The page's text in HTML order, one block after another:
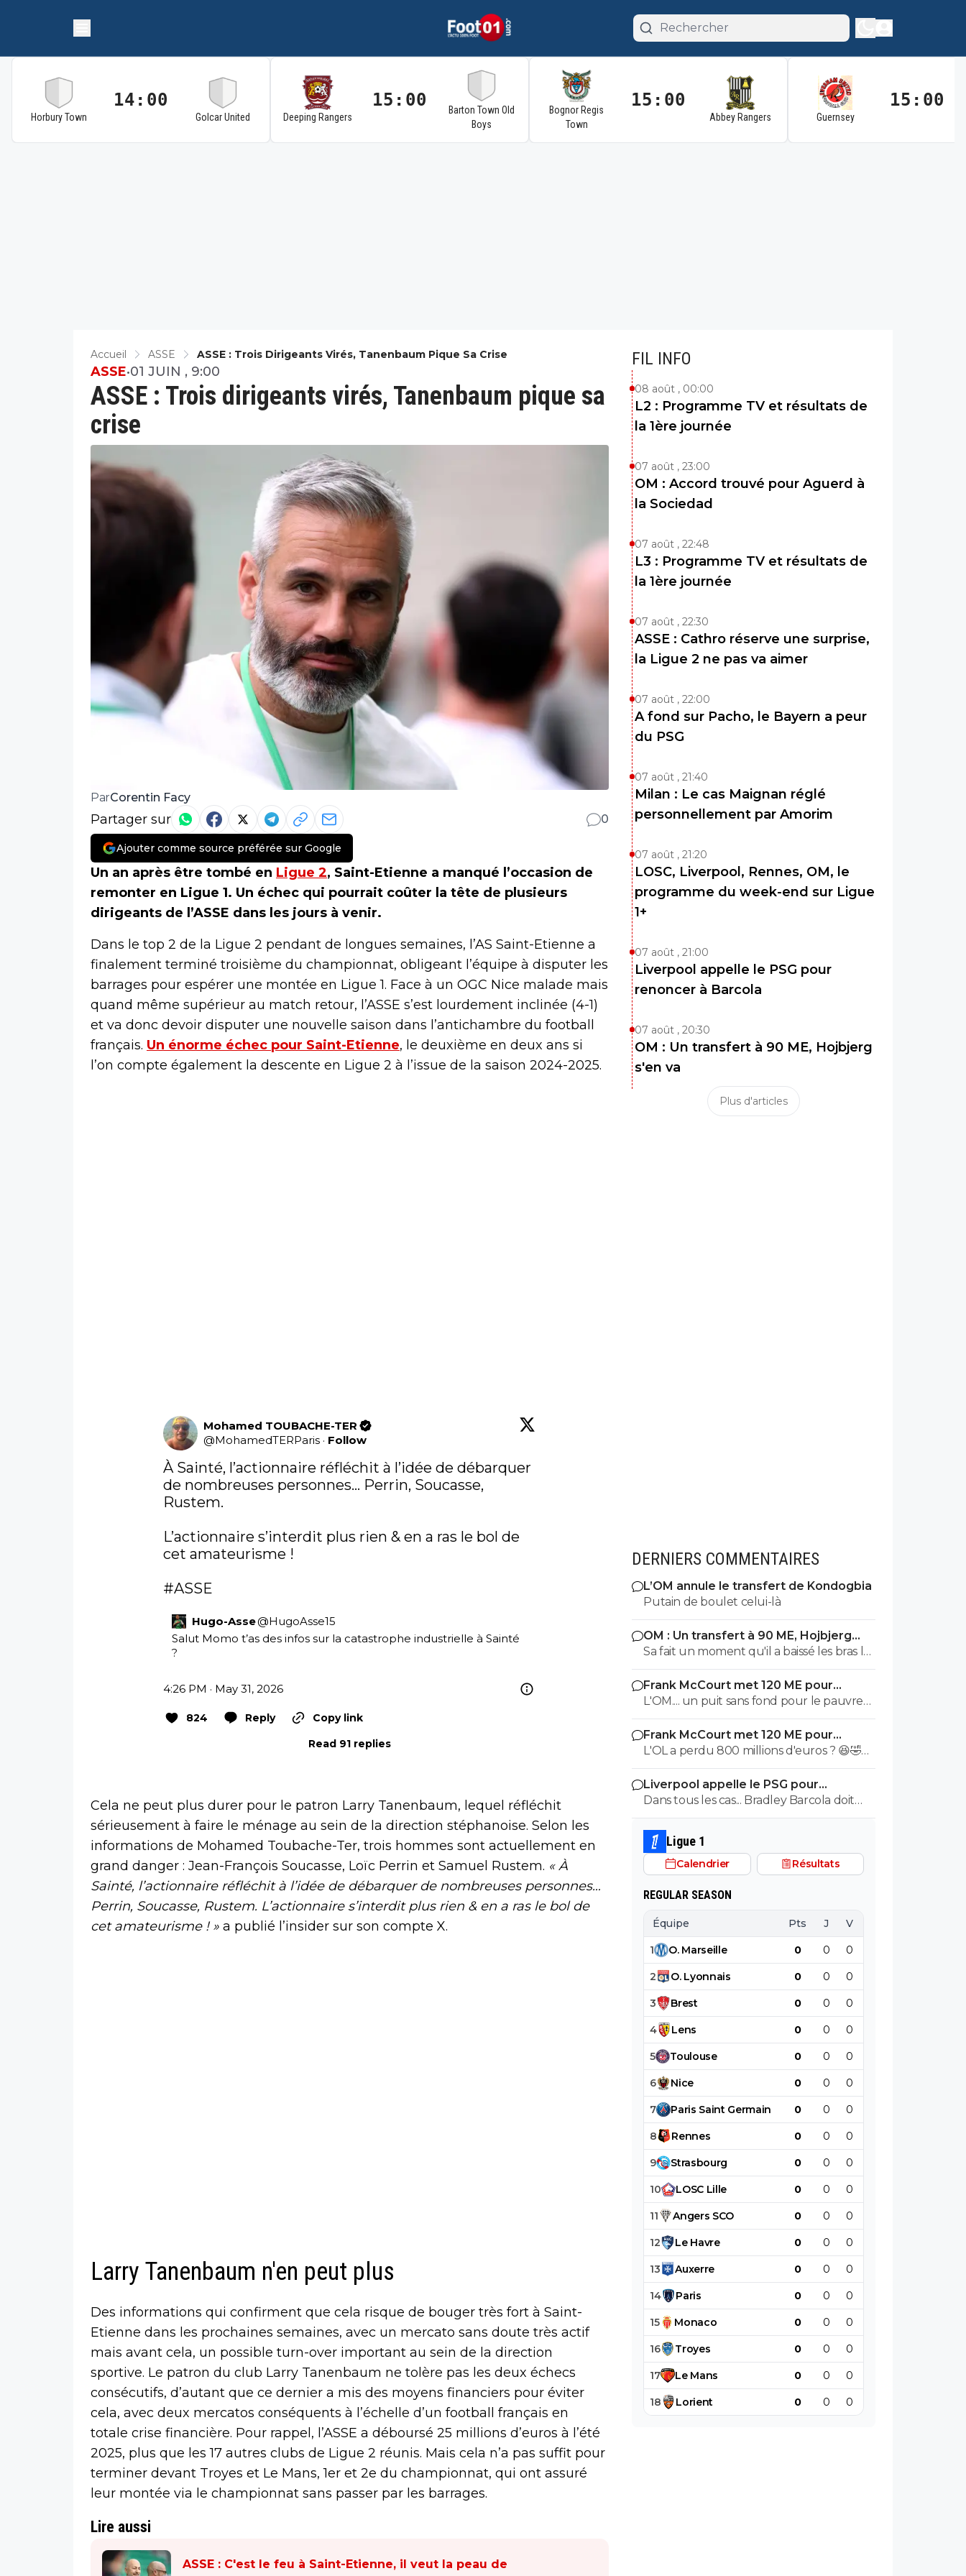
Horbury Town
14:00
Golcar United Deeping Rangers
15:00
Barton Town Old
Boys
Bognor Regis
Town
15:00
Abbey Rangers Guernsey
15:00
Accueil ASSE ASSE : Trois Dirigeants Virés, Tanenbaum Pique Sa Crise
ASSE : Trois dirigeants virés, Tanenbaum pique sa
crise
ASSE•01 JUIN , 9:00
ParCorentin Facy
Partager sur 0
Ajouter comme source préférée sur Google
Un an après être tombé en Ligue 2, Saint-Etienne a manqué l’occasion de
remonter en Ligue 1. Un échec qui pourrait coûter la tête de plusieurs
dirigeants de l’ASSE dans les jours à venir.
Dans le top 2 de la Ligue 2 pendant de longues semaines, l’AS Saint-Etienne a
finalement terminé troisième du championnat, obligeant l’équipe à disputer les
barrages pour espérer une montée en Ligue 1. Face à un OGC Nice malade mais
quand même supérieur au match retour, l’ASSE s’est lourdement inclinée (4-1)
et va donc devoir disputer une nouvelle saison dans l’antichambre du football
français. Un énorme échec pour Saint-Etienne, le deuxième en deux ans si
l’on compte également la descente en Ligue 2 à l’issue de la saison 2024-2025.
Mohamed TOUBACHE-TER
@MohamedTERParis · Follow
À Sainté, l’actionnaire réfléchit à l’idée de débarquer
de nombreuses personnes… Perrin, Soucasse,
Rustem.
L’actionnaire s’interdit plus rien & en a ras le bol de
cet amateurisme !
#ASSE
Hugo-Asse@HugoAsse15
Salut Momo t’as des infos sur la catastrophe industrielle à Sainté
?
4:26 PM · May 31, 2026
824 Reply
Copy link
Read 91 replies
Cela ne peut plus durer pour le patron Larry Tanenbaum, lequel réfléchit
sérieusement à faire le ménage au sein de la direction stéphanoise. Selon les
informations de Mohamed Toubache-Ter, trois hommes sont actuellement en
grand danger : Jean-François Soucasse, Loïc Perrin et Samuel Rustem. « À
Sainté, l’actionnaire réfléchit à l’idée de débarquer de nombreuses personnes…
Perrin, Soucasse, Rustem. L’actionnaire s’interdit plus rien & en a ras le bol de
cet amateurisme ! » a publié l’insider sur son compte X.
Larry Tanenbaum n'en peut plus
Des informations qui confirment que cela risque de bouger très fort à Saint-
Etienne dans les prochaines semaines, avec un mercato sans doute très actif
mais avant cela, un possible turn-over important au sein de la direction
sportive. Le patron du club Larry Tanenbaum ne tolère pas les deux échecs
consécutifs, d’autant que ce dernier a mis des moyens financiers pour éviter
cela, avec deux mercatos conséquents à l’échelle d’un football français en
totale crise financière. Pour rappel, l’ASSE a déboursé 25 millions d’euros à l’été
2025, plus que les 17 autres clubs de Ligue 2 réunis. Mais cela n’a pas suffit pour
terminer devant Troyes et Le Mans, 1er et 2e du championnat, qui ont assuré
leur montée via le championnat sans passer par les barrages.
Lire aussi
ASSE : C'est le feu à Saint-Etienne, il veut la peau de
FIL INFO
08 août , 00:00
L2 : Programme TV et résultats de
la 1ère journée
07 août , 23:00
OM : Accord trouvé pour Aguerd à
la Sociedad
07 août , 22:48
L3 : Programme TV et résultats de
la 1ère journée
07 août , 22:30
ASSE : Cathro réserve une surprise,
la Ligue 2 ne pas va aimer
07 août , 22:00
A fond sur Pacho, le Bayern a peur
du PSG
07 août , 21:40
Milan : Le cas Maignan réglé
personnellement par Amorim
07 août , 21:20
LOSC, Liverpool, Rennes, OM, le
programme du week-end sur Ligue
1+
07 août , 21:00
Liverpool appelle le PSG pour
renoncer à Barcola
07 août , 20:30
OM : Un transfert à 90 ME, Hojbjerg
s'en va
Plus d'articles
DERNIERS COMMENTAIRES
L’OM annule le transfert de Kondogbia
Putain de boulet celui-là
OM : Un transfert à 90 ME, Hojbjerg
s'en va
Sa fait un moment qu'il a baissé les bras la
première saison il etait top mais depuis
quelques match etait en dessus. Merci et
bon vent a lui pour le reste de sa carrière
...
Frank McCourt met 120 ME pour
sauver l’OM !
L'OM.... un puit sans fond pour le pauvre
Frank McCourt.
Frank McCourt met 120 ME pour
sauver l’OM !
L'OL a perdu 800 millions d'euros ? 😆🤣😂
Pourquoi pas un milliard tant que tu y es !
^^
Liverpool appelle le PSG pour
renoncer à Barcola
Dans tous les cas... Bradley Barcola doit
être très inquiet. Ce qui est vraiment
compréhensible lorsque l'on sait
comment le PSG a traiter Kylian Mbappé
lorsqu'il avait voulu quitter le PSG.
Ligue 1
Calendrier Résultats
REGULAR SEASON
Équipe Pts J V
1 O. Marseille 0 0 0
2 O. Lyonnais 0 0 0
3 Brest 0 0 0
4 Lens 0 0 0
5 Toulouse 0 0 0
6 Nice 0 0 0
7 Paris Saint Germain 0 0 0
8 Rennes 0 0 0
9 Strasbourg 0 0 0
10 LOSC Lille 0 0 0
11 Angers SCO 0 0 0
12 Le Havre 0 0 0
13 Auxerre 0 0 0
14 Paris 0 0 0
15 Monaco 0 0 0
16 Troyes 0 0 0
17 Le Mans 0 0 0
18 Lorient 0 0 0